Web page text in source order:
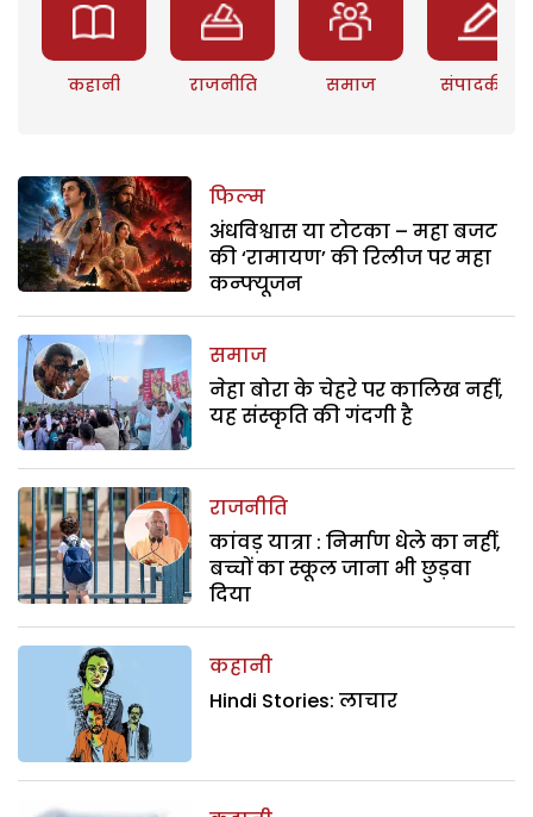
कहानी राजनीति समाज संपादकीय
फिल्म
अंधविश्वास या टोटका – महा बजट
की ‘रामायण’ की रिलीज पर महा
कन्फ्यूजन
समाज
नेहा बोरा के चेहरे पर कालिख नहीं,
यह संस्कृति की गंदगी है
राजनीति
कांवड़ यात्रा : निर्माण धेले का नहीं,
बच्चों का स्कूल जाना भी छुड़वा
दिया
कहानी
Hindi Stories: लाचार